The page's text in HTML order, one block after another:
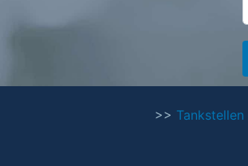
>> Tankstellen